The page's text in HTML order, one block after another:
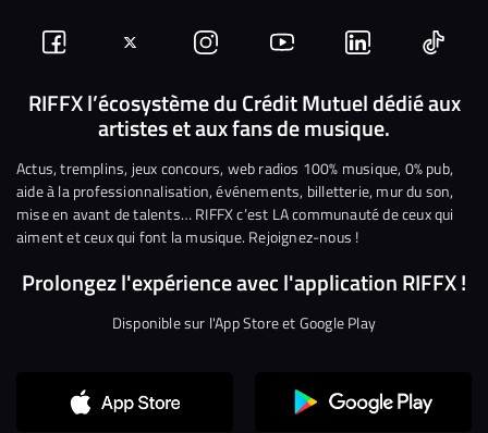
Continuer sans accepter
Suivez-
nous
Facebook
Suivez-
nous
sur
Twitter
Nous
rejoindre
sur
Instagram
Nous
rejoindre
sur
YouTube
Nous
rejoindre
sur
Linkedin
Nous
RIFFX l’écosystème du Crédit Mutuel dédié aux
artistes et aux fans de musique.
Actus, tremplins, jeux concours, web radios 100% musique, 0% pub,
aide à la professionnalisation, événements, billetterie, mur du son,
mise en avant de talents… RIFFX c’est LA communauté de ceux qui
aiment et ceux qui font la musique. Rejoignez-nous !
Prolongez l'expérience avec l'application RIFFX !
Disponible sur l'App Store et Google Play